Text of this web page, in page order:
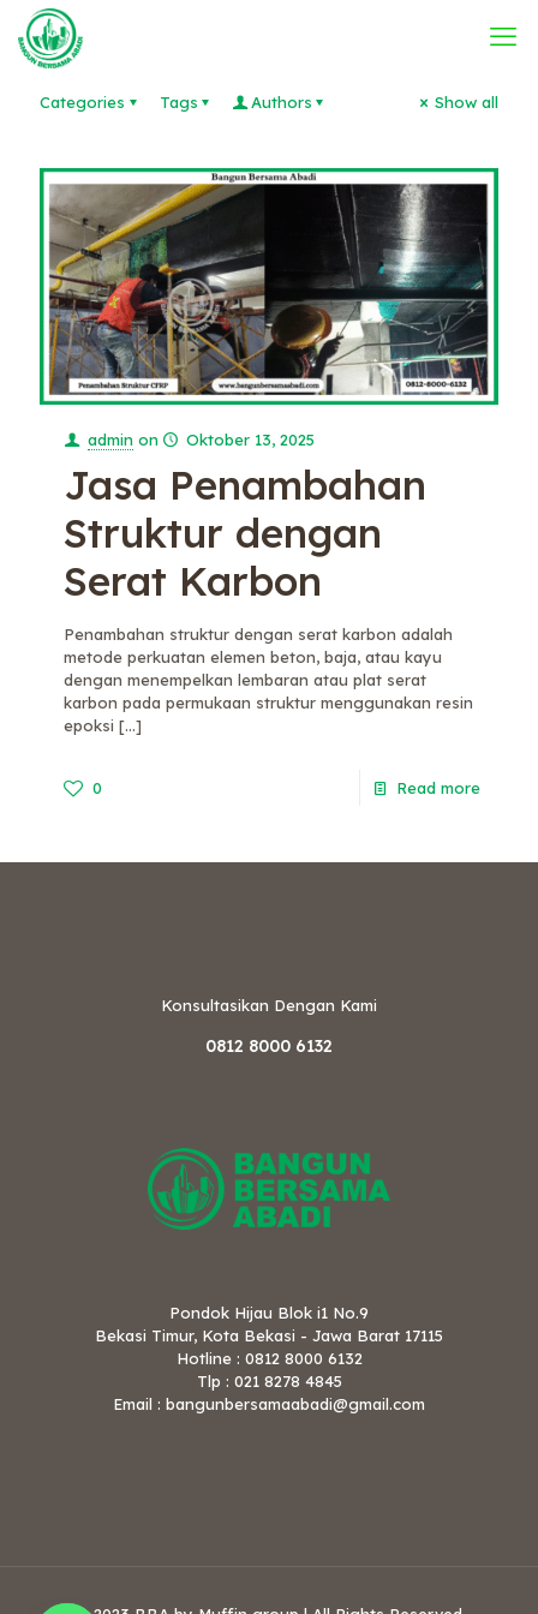
Categories Tags Authors Show all
admin on Oktober 13, 2025
Jasa Penambahan
Struktur dengan
Serat Karbon
Penambahan struktur dengan serat karbon adalah
metode perkuatan elemen beton, baja, atau kayu
dengan menempelkan lembaran atau plat serat
karbon pada permukaan struktur menggunakan resin
epoksi […]
0 Read more
Konsultasikan Dengan Kami
0812 8000 6132
Pondok Hijau Blok i1 No.9
Bekasi Timur, Kota Bekasi - Jawa Barat 17115
Hotline : 0812 8000 6132
Tlp : 021 8278 4845
Email : bangunbersamaabadi@gmail.com